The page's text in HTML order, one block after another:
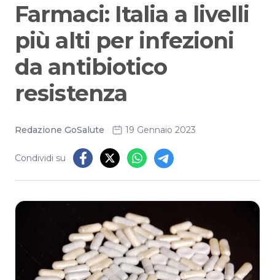
Farmaci: Italia a livelli
più alti per infezioni
da antibiotico
resistenza
Redazione GoSalute 19 Gennaio 2023
Condividi su